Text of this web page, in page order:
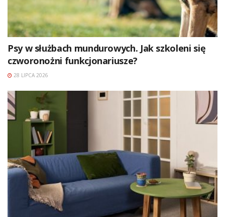
Psy w służbach mundurowych. Jak szkoleni się
czworonożni funkcjonariusze?
28 LIPCA 2026